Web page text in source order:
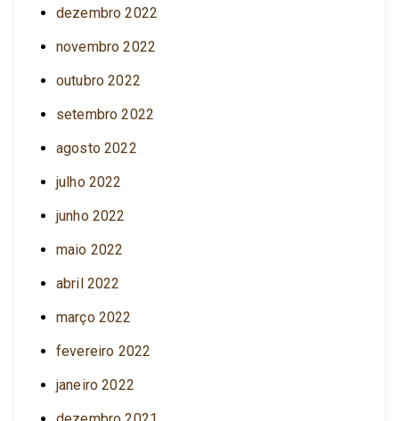
dezembro 2022
novembro 2022
outubro 2022
setembro 2022
agosto 2022
julho 2022
junho 2022
maio 2022
abril 2022
março 2022
fevereiro 2022
janeiro 2022